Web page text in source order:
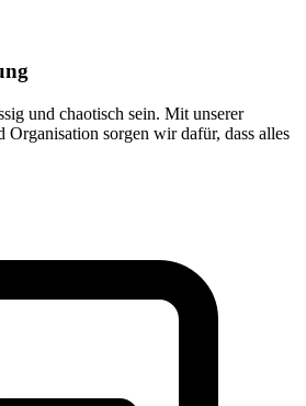
und chaotisch sein. Mit unserer
Organisation sorgen wir dafür, dass alles